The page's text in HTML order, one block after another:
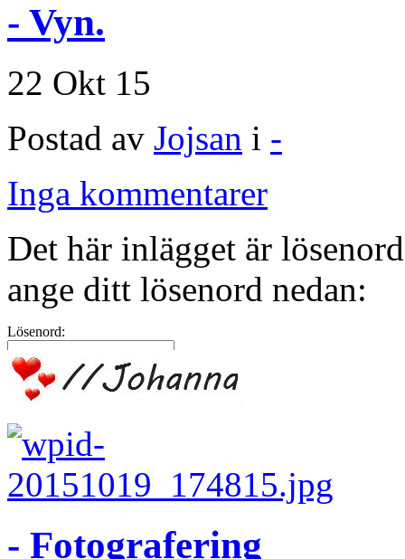
- Vyn.
22 Okt 15
Postad av Jojsan i -
Inga kommentarer
Det här inlägget är
ange ditt lösenord nedan:
Lösenord:
- Fotografering